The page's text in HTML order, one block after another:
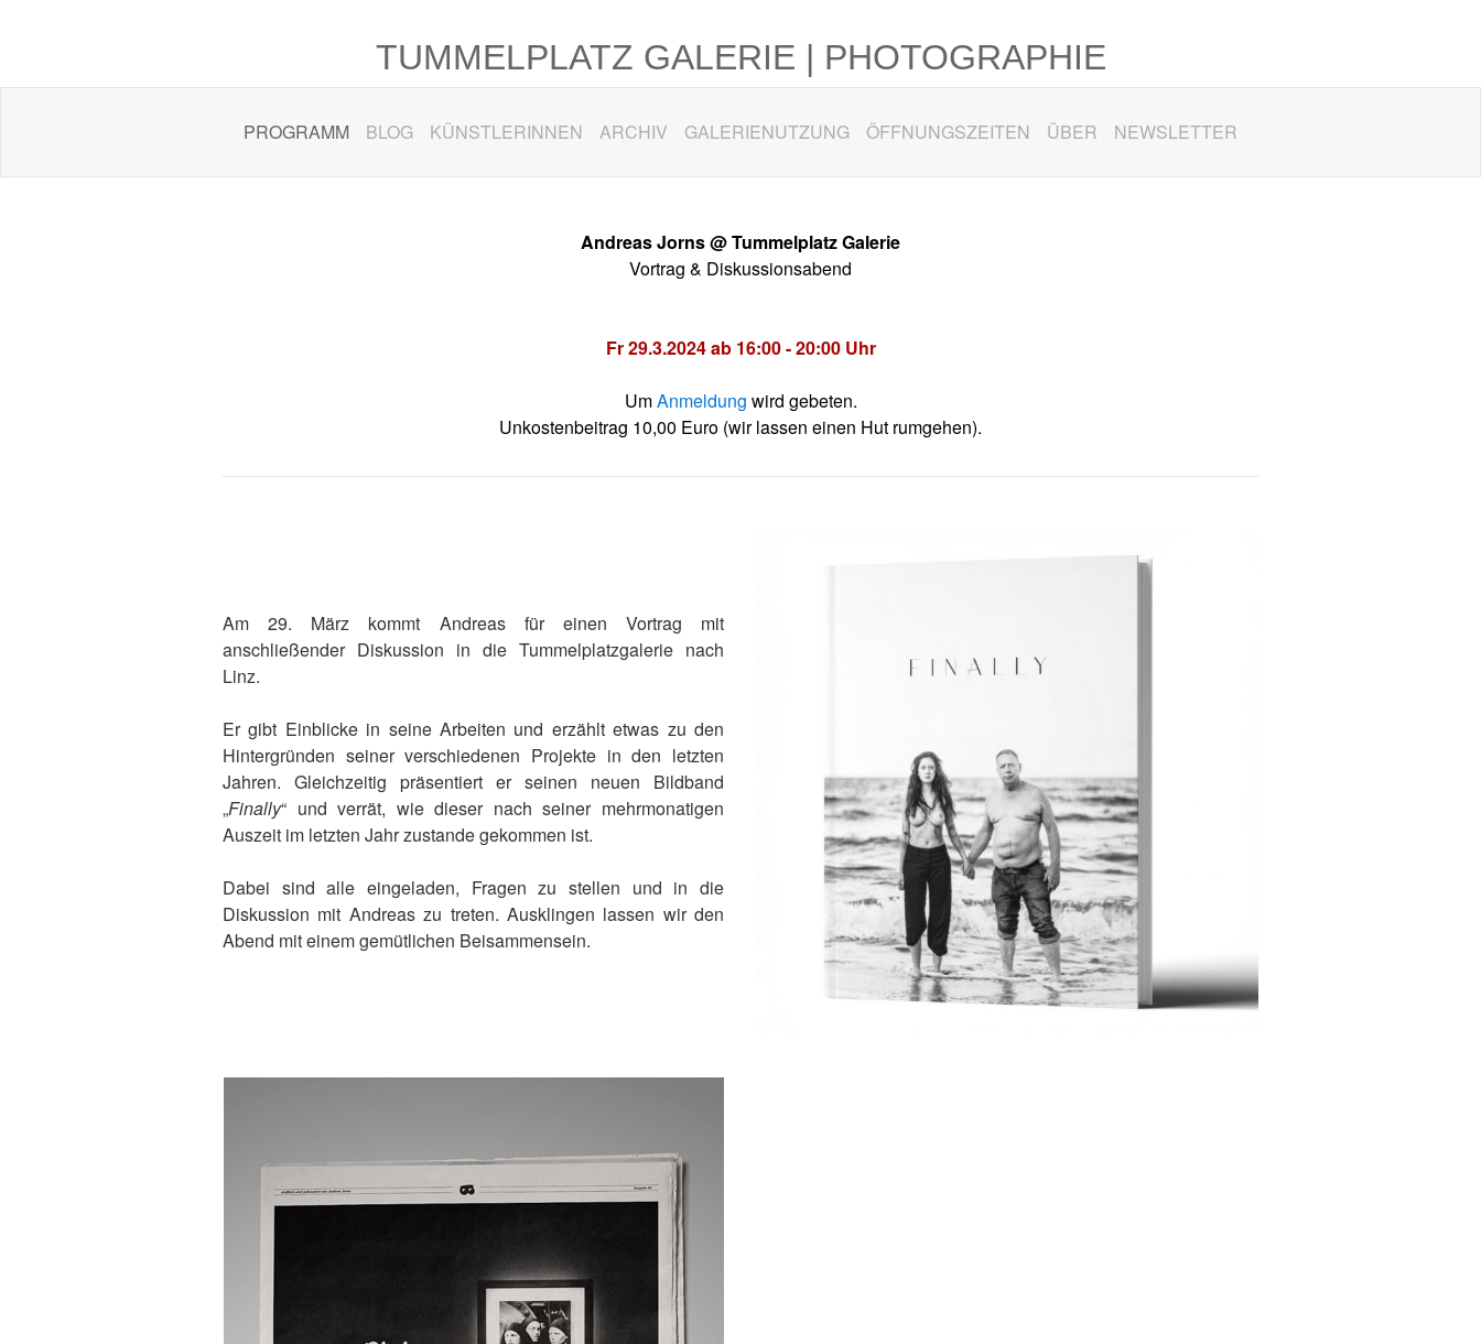
TUMMELPLATZ GALERIE | PHOTOGRAPHIE
PROGRAMM BLOG KÜNSTLERINNEN ARCHIV GALERIENUTZUNG ÖFFNUNGSZEITEN ÜBER NEWSLETTER
Andreas Jorns @ Tummelplatz Galerie
Vortrag & Diskussionsabend
Fr 29.3.2024 ab 16:00 - 20:00 Uhr
UmAnmeldung wird gebeten.
Unkostenbeitrag 10,00 Euro (wir lassen einen Hut rumgehen).
Am 29. März kommt Andreas für einen Vortrag mit
anschließender Diskussion in die Tummelplatzgalerie nach
Linz.
Er gibt Einblicke in seine Arbeiten und erzählt etwas zu den
Hintergründen seiner verschiedenen Projekte in den letzten
Jahren. Gleichzeitig präsentiert er seinen neuen Bildband
„Finally“ und verrät, wie dieser nach seiner mehrmonatigen
Auszeit im letzten Jahr zustande gekommen ist.
Dabei sind alle eingeladen, Fragen zu stellen und in die
Diskussion mit Andreas zu treten. Ausklingen lassen wir den
Abend mit einem gemütlichen Beisammensein.